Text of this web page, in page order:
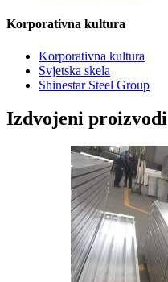
Korporativna kultura
Korporativna kultura
Svjetska skela
Shinestar Steel Group
Izdvojeni proizvodi